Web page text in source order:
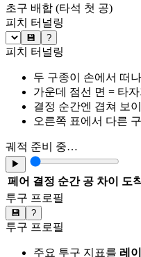
초구 배합 (타석 첫 공)
피치 터널링
💾 ?
피치 터널링
두 구종이 손에서 떠
가운데 점선 면 = 타
결정 순간엔 겹쳐 보
오른쪽 표에서 다른
궤적 준비 중…
▶
페어 결정 순간 공 차이 도
투구 프로필
💾 ?
투구 프로필
주요 투구 지표를 레